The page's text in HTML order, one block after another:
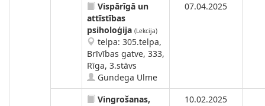
Vispārīgā un
attīstības
psiholoģija (Lekcija)
telpa: 305.telpa,
Brīvības gatve, 333,
Rīga, 3.stāvs
Gundega Ulme
07.04.2025
Vingrošanas,
10.02.2025